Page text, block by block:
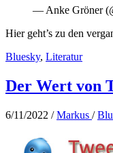
— Anke Gröner
Hier geht’s zu den
Bluesky, Literatur
Der Wert von
6/11/2022 /Markus /